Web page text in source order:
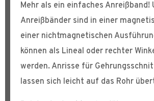
Mehr als ein einfaches Anreißband!
Anreißbänder sind in einer
einer nichtmagnetischen
können als Lineal oder rechter
werden. Anrisse für
lassen sich leicht auf das Rohr